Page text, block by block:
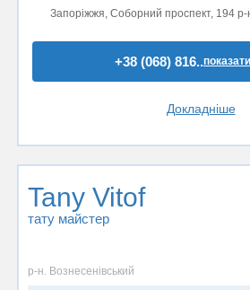
Запоріжжя, Соборний проспект, 194 р-
+38 (068) 816..
Докладніше
Tany Vitof
тату майстер
р-н. Вознесенівський